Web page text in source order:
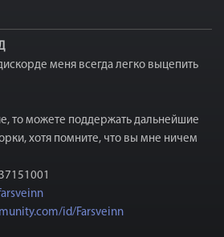
меня всегда легко выцепить
то можете поддержать дальнейшие
хотя помните, что вы мне ничем
id/Farsveinn